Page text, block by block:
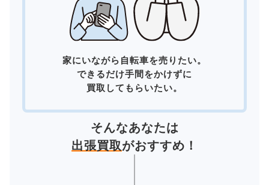
家にいながら自転車を売りたい。
できるだけ手間をかけずに
買取してもらいたい。
そんなあなたは
出張買取がおすすめ！